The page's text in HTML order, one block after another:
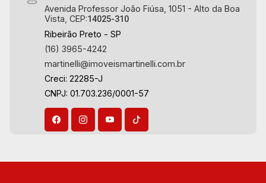
Avenida Professor João Fiúsa, 1051 - Alto da Boa
Vista, CEP:14025-310
Ribeirão Preto - SP
(16) 3965-4242
martinelli@imoveismartinelli.com.br
Creci: 22285-J
CNPJ: 01.703.236/0001-57